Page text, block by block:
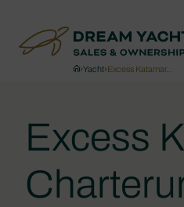
›Yacht›Excess Katamar…
Excess